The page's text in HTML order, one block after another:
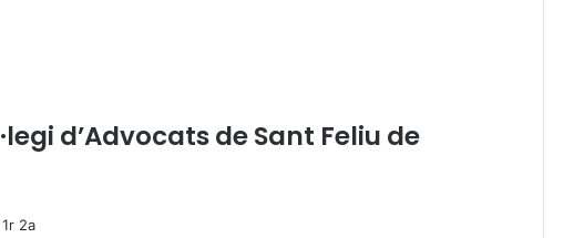
d’Advocats de Sant Feliu de
2a